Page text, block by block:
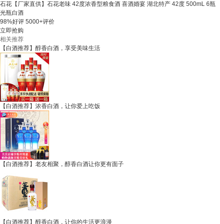
石花【厂家直供】石花老味 42度浓香型粮食酒 喜酒婚宴 湖北特产 42度 500mL 6瓶
光瓶白酒
98%好评 5000+评价
立即抢购
相关推荐
【白酒推荐】醇香白酒，享受美味生活
【白酒推荐】浓香白酒，让你爱上吃饭
【白酒推荐】老友相聚，醇香白酒让你更有面子
【白酒推荐】醇香白酒，让你的生活更浪漫